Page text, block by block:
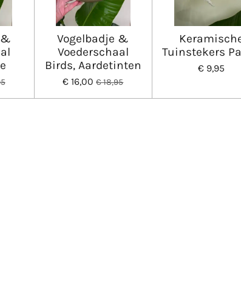
Vogelbadje &
Voederschaal
Birds, Aardetinten
€ 16,00 € 18,95
Tuinstekers
€ 9,95